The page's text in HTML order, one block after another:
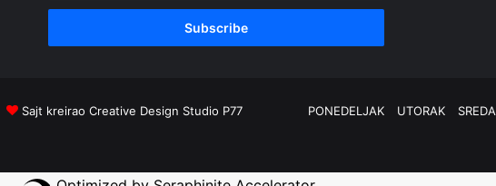
Email
Sajt kreirao Creative Design Studio P77 PONEDELJAK UTORAK SREDA